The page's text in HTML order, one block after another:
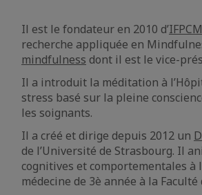
Il est le fondateur en 2010 d’
recherche appliquée en
mindfulness dont il est le vice-
Il a introduit la méditation à
stress basé sur la pleine
les soignants.
Il a créé et dirige depuis 2012 un
de l’Université de Strasbourg. Il
cognitives et comportementales
médecine de 3è année à la Faculté